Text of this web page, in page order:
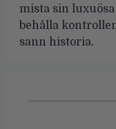
mista sin
behålla
sann historia.